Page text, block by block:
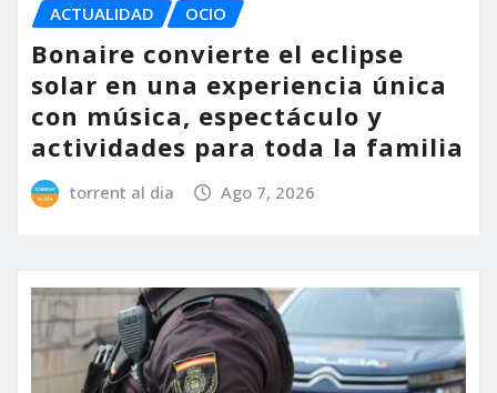
ACTUALIDAD OCIO
Bonaire convierte el eclipse
solar en una experiencia única
con música, espectáculo y
actividades para toda la familia
torrent al dia Ago 7, 2026